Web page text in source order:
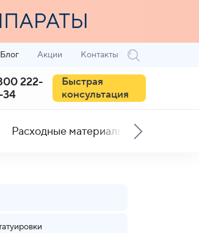
Блог Акции Контакты
222-
34
Быстрая
консультация
Расходные материалы